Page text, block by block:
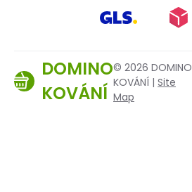
DOMINO
KOVÁNÍ
© 2026 DOMINO
KOVÁNÍ | Site
Map